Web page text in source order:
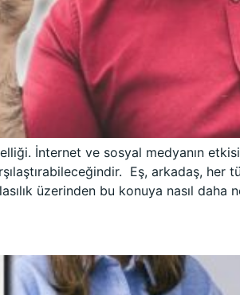
İnternet ve sosyal medyanın
Eş, arkadaş, her
üzerinden bu konuya nasıl daha